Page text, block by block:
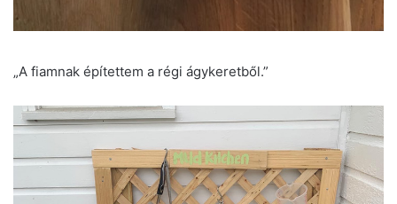
„A fiamnak építettem a régi ágykeretből.”